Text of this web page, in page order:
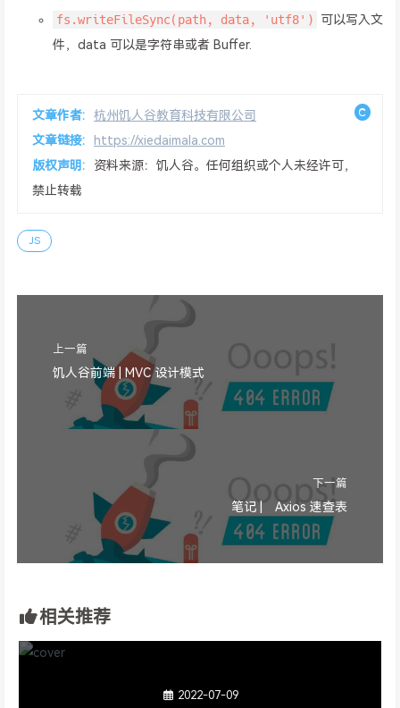
fs.writeFileSync(path, data, 'utf8')
可以写入文
件，data 可以是字符串或者 Buffer.
文章作者:
杭州饥人谷教育科技有限公司
文章链接:
https://xiedaimala.com
版权声明:
资料来源：饥人谷。任何组织或个人未经许可，
禁止转载
JS
上一篇
饥人谷前端 | MVC 设计模式
下一篇
笔记 | Axios 速查表
相关推荐
2022-07-09